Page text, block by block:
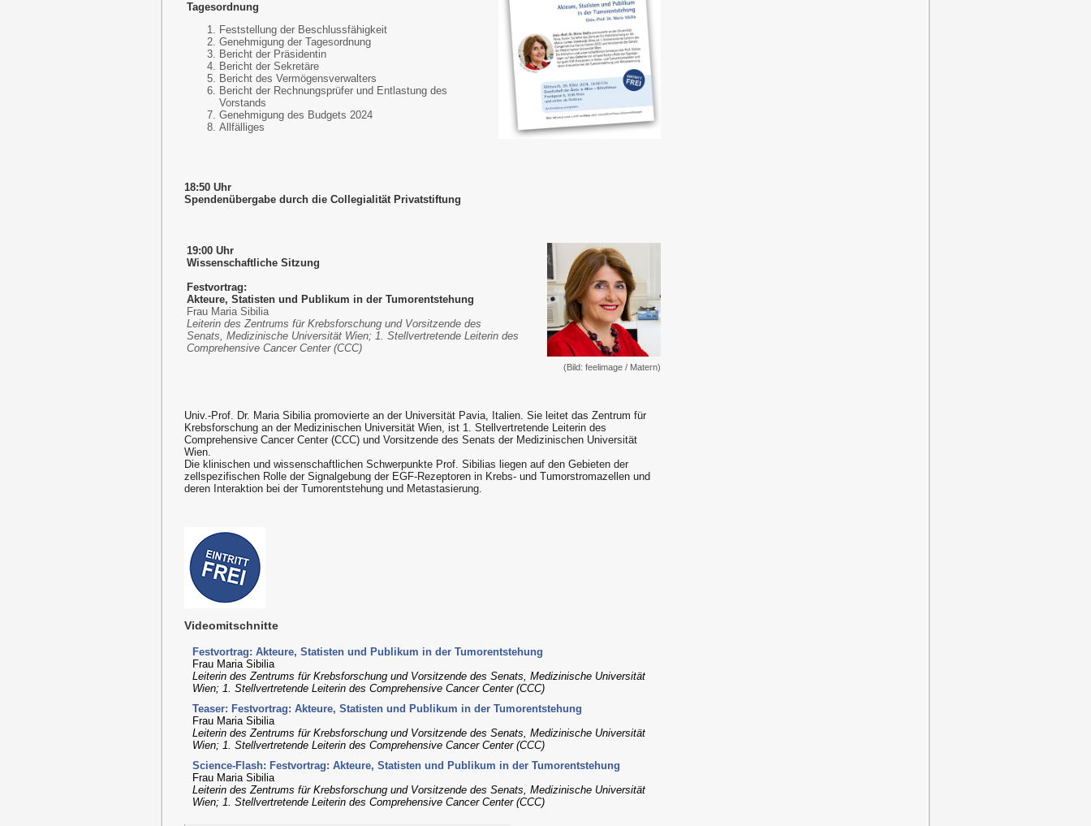
Tagesordnung
Feststellung der Beschlussfähigkeit
Genehmigung der Tagesordnung
Bericht der Präsidentin
Bericht der Sekretäre
Bericht des Vermögensverwalters
Bericht der Rechnungsprüfer und Entlastung des
Vorstands
Genehmigung des Budgets 2024
Allfälliges
18:50 Uhr
Spendenübergabe durch die Collegialität Privatstiftung
19:00 Uhr
Wissenschaftliche Sitzung
Festvortrag:
Akteure, Statisten und Publikum in der Tumorentstehung
Frau Maria Sibilia
Leiterin des Zentrums für Krebsforschung und Vorsitzende des
Senats, Medizinische Universität Wien; 1. Stellvertretende Leiterin des
Comprehensive Cancer Center (CCC)
(Bild: feelimage / Matern)
Univ.-Prof. Dr. Maria Sibilia promovierte an der Universität Pavia, Italien. Sie leitet das Zentrum für
Krebsforschung an der Medizinischen Universität Wien, ist 1. Stellvertretende Leiterin des
Comprehensive Cancer Center (CCC) und Vorsitzende des Senats der Medizinischen Universität
Wien.
Die klinischen und wissenschaftlichen Schwerpunkte Prof. Sibilias liegen auf den Gebieten der
zellspezifischen Rolle der Signalgebung der EGF-Rezeptoren in Krebs- und Tumorstromazellen und
deren Interaktion bei der Tumorentstehung und Metastasierung.
Videomitschnitte
Festvortrag: Akteure, Statisten und Publikum in der Tumorentstehung
Frau Maria Sibilia
Leiterin des Zentrums für Krebsforschung und Vorsitzende des Senats, Medizinische Universität
Wien; 1. Stellvertretende Leiterin des Comprehensive Cancer Center (CCC)
Teaser: Festvortrag: Akteure, Statisten und Publikum in der Tumorentstehung
Frau Maria Sibilia
Leiterin des Zentrums für Krebsforschung und Vorsitzende des Senats, Medizinische Universität
Wien; 1. Stellvertretende Leiterin des Comprehensive Cancer Center (CCC)
Science-Flash: Festvortrag: Akteure, Statisten und Publikum in der Tumorentstehung
Frau Maria Sibilia
Leiterin des Zentrums für Krebsforschung und Vorsitzende des Senats, Medizinische Universität
Wien; 1. Stellvertretende Leiterin des Comprehensive Cancer Center (CCC)